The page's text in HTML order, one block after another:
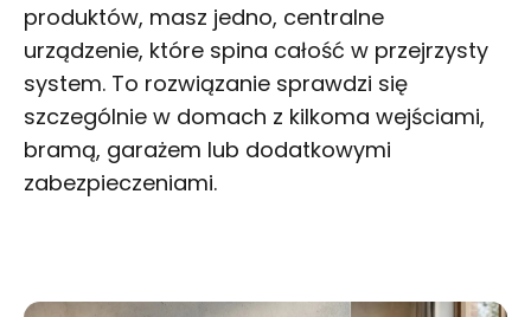
produktów, masz jedno, centralne
urządzenie, które spina całość w przejrzysty
system. To rozwiązanie sprawdzi się
szczególnie w domach z kilkoma wejściami,
bramą, garażem lub dodatkowymi
zabezpieczeniami.